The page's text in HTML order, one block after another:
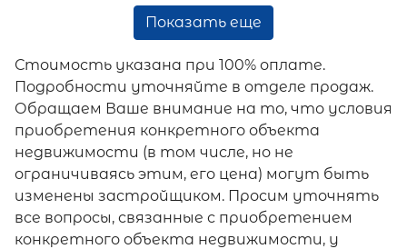
Показать еще
Стоимость указана при 100% оплате.
Подробности уточняйте в отделе продаж.
Обращаем Ваше внимание на то, что условия
приобретения конкретного объекта
недвижимости (в том числе, но не
ограничиваясь этим, его цена) могут быть
изменены застройщиком. Просим уточнять
все вопросы, связанные с приобретением
конкретного объекта недвижимости, у